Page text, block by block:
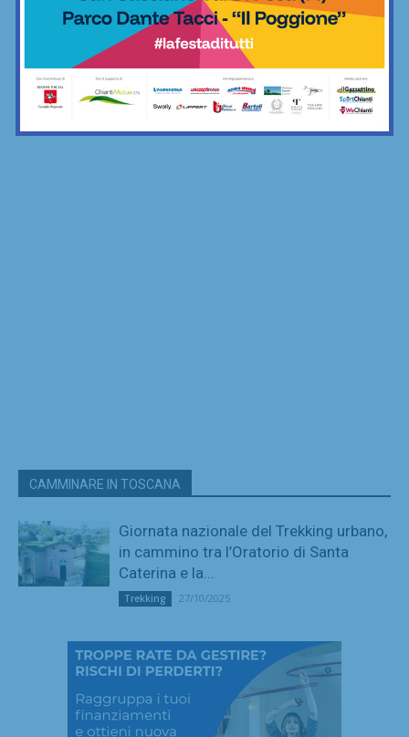
CAMMINARE IN TOSCANA
Giornata nazionale del Trekking urbano,
in cammino tra l’Oratorio di Santa
Caterina e la...
Trekking 27/10/2025